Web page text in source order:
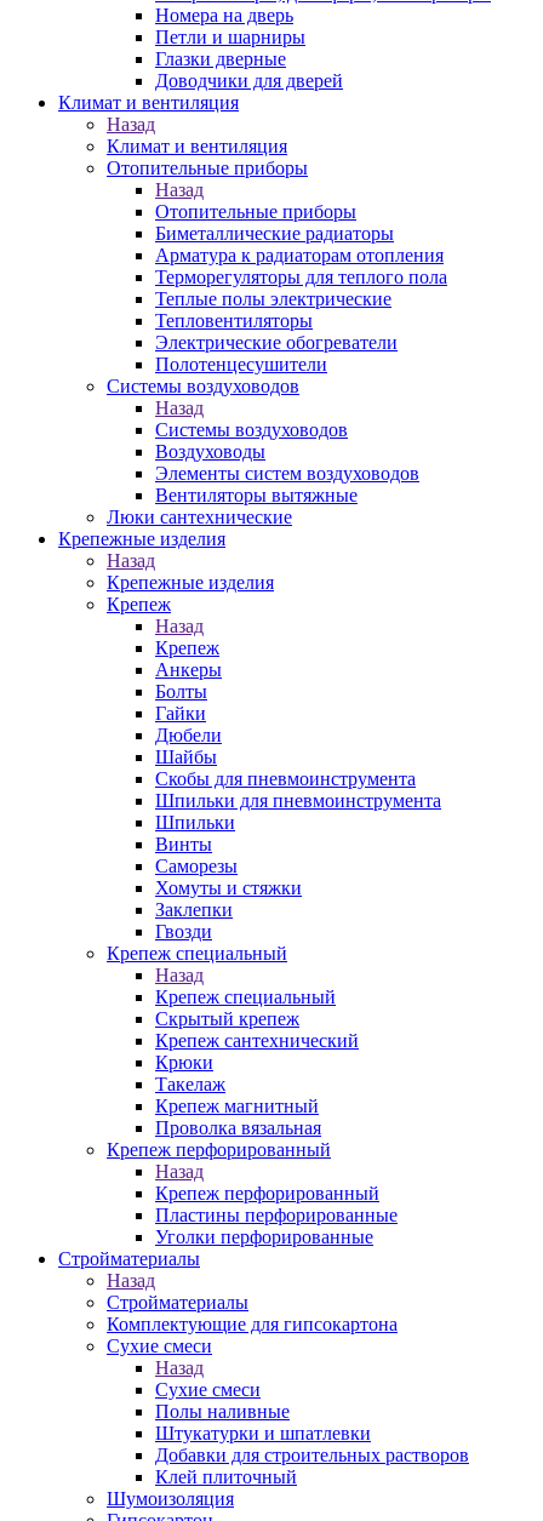
Номера на дверь
Петли и шарниры
Глазки дверные
Доводчики для дверей
Климат и вентиляция
Назад
Климат и вентиляция
Отопительные приборы
Назад
Отопительные приборы
Биметаллические радиаторы
Арматура к радиаторам отопления
Терморегуляторы для теплого пола
Теплые полы электрические
Тепловентиляторы
Электрические обогреватели
Полотенцесушители
Системы воздуховодов
Назад
Системы воздуховодов
Воздуховоды
Элементы систем воздуховодов
Вентиляторы вытяжные
Люки сантехнические
Крепежные изделия
Назад
Крепежные изделия
Крепеж
Назад
Крепеж
Анкеры
Болты
Гайки
Дюбели
Шайбы
Скобы для пневмоинструмента
Шпильки для пневмоинструмента
Шпильки
Винты
Саморезы
Хомуты и стяжки
Заклепки
Гвозди
Крепеж специальный
Назад
Крепеж специальный
Скрытый крепеж
Крепеж сантехнический
Крюки
Такелаж
Крепеж магнитный
Проволка вязальная
Крепеж перфорированный
Назад
Крепеж перфорированный
Пластины перфорированные
Уголки перфорированные
Стройматериалы
Назад
Стройматериалы
Комплектующие для гипсокартона
Сухие смеси
Назад
Сухие смеси
Полы наливные
Штукатурки и шпатлевки
Добавки для строительных растворов
Клей плиточный
Шумоизоляция